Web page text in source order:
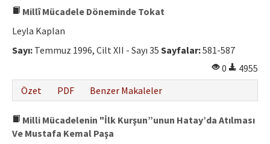
Millî Mücadele Döneminde Tokat
Leyla Kaplan
Sayı: Temmuz 1996, Cilt XII - Sayı 35 Sayfalar:581-587
0
4955
Özet
PDF Benzer Makaleler
Milli Mücadelenin "İlk Kurşun”unun Hatay’da Atılması
Ve Mustafa Kemal Paşa